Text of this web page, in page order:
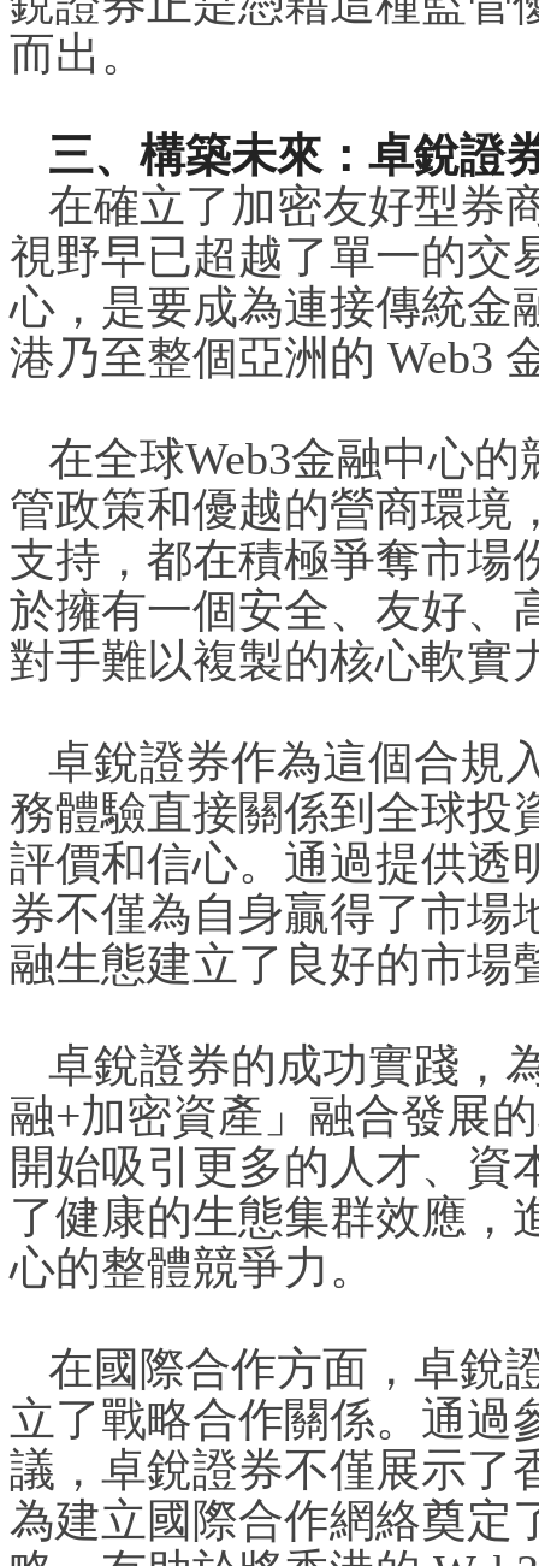
而出。
三、構築未來：卓銳證
在確立了加密友好型券
視野早已超越了單一的交
心，是要成為連接傳統金
港乃至整個亞洲的 Web3
在全球Web3金融中心
管政策和優越的營商環境
支持，都在積極爭奪市場
於擁有一個安全、友好、
對手難以複製的核心軟實
卓銳證券作為這個合規
務體驗直接關係到全球投
評價和信心。通過提供透
券不僅為自身贏得了市場
融生態建立了良好的市場
卓銳證券的成功實踐，
融+加密資產」融合發展
開始吸引更多的人才、資
了健康的生態集群效應，
心的整體競爭力。
在國際合作方面，卓銳
立了戰略合作關係。通過
議，卓銳證券不僅展示了
為建立國際合作網絡奠定